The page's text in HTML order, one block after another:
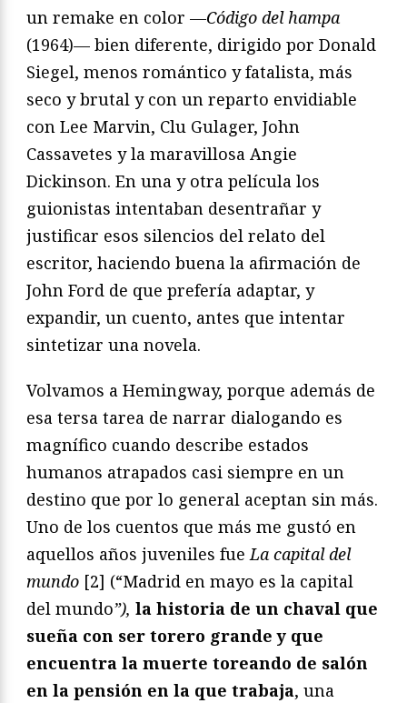
un remake en color —Código del hampa
(1964)— bien diferente, dirigido por Donald
Siegel, menos romántico y fatalista, más
seco y brutal y con un reparto envidiable
con Lee Marvin, Clu Gulager, John
Cassavetes y la maravillosa Angie
Dickinson. En una y otra película los
guionistas intentaban desentrañar y
justificar esos silencios del relato del
escritor, haciendo buena la afirmación de
John Ford de que prefería adaptar, y
expandir, un cuento, antes que intentar
sintetizar una novela.
Volvamos a Hemingway, porque además de
esa tersa tarea de narrar dialogando es
magnífico cuando describe estados
humanos atrapados casi siempre en un
destino que por lo general aceptan sin más.
Uno de los cuentos que más me gustó en
aquellos años juveniles fue La capital del
mundo [2] (“Madrid en mayo es la capital
del mundo”), la historia de un chaval que
sueña con ser torero grande y que
encuentra la muerte toreando de salón
en la pensión en la que trabaja, una